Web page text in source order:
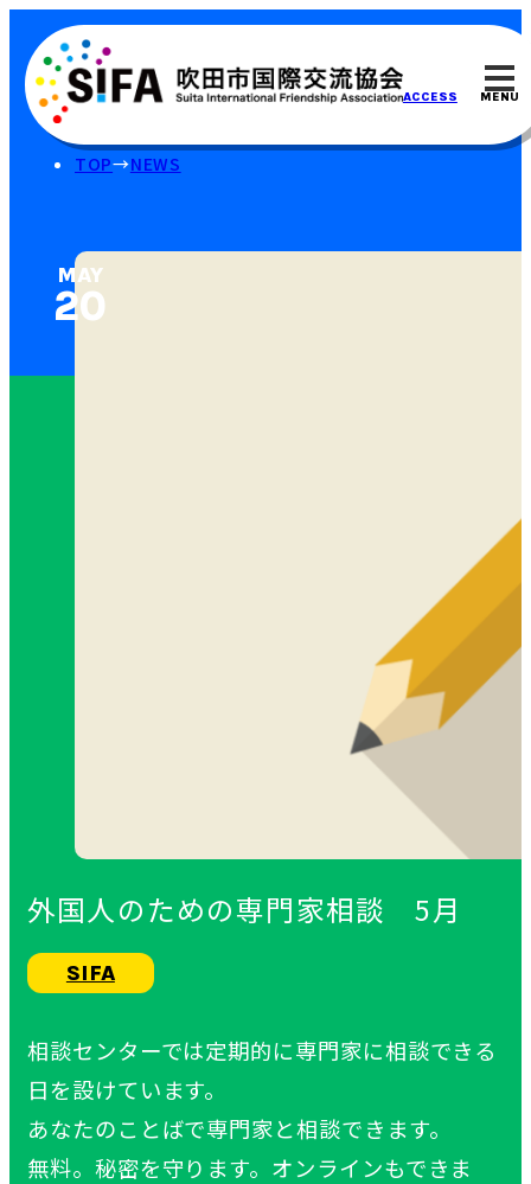
ACCESS MENU
TOP NEWS
MAY
20⁠
外国人のための専門家相談 5月
SIFA
相談センターでは定期的に専門家に相談できる
日を設けています。
あなたのことばで専門家と相談できます。
無料。秘密を守ります。オンラインもできま